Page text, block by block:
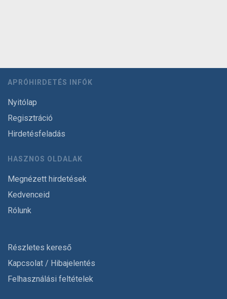
APRÓHIRDETÉS INFÓK
Nyitólap
Regisztráció
Hirdetésfeladás
HASZNOS OLDALAK
Megnézett hirdetések
Kedvenceid
Rólunk
Részletes kereső
Kapcsolat / Hibajelentés
Felhasználási feltételek